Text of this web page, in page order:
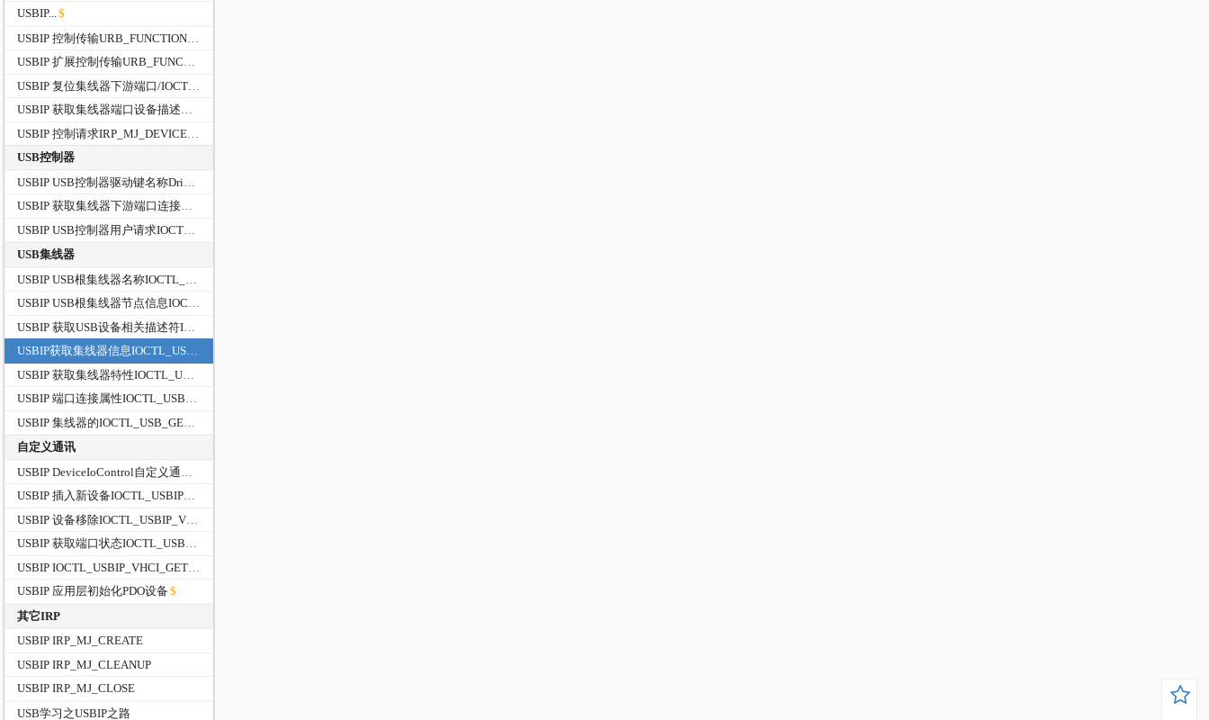
USBIP...
USBIP 扩展控制传输URB_FUNCTION_CONTROL_TRANSFER_EX
USBIP 获取集线器端口设备描述符IOCTL_USB_GET_DESCRIPTOR_FROM_NODE_CONNECTION
USB控制器
USBIP 获取集线器下游端口连接信息IOCTL_USB_GET_NODE_CONNECTION_INFORMATION
USB集线器
USBIP USB根集线器节点信息IOCTL_USB_GET_NODE_INFORMATION
USBIP获取集线器信息IOCTL_USB_GET_HUB_INFORMATION_EX
USBIP 端口连接属性IOCTL_USB_GET_PORT_CONNECTOR_PROPERTIES
自定义通讯
USBIP 插入新设备IOCTL_USBIP_VHCI_PLUGIN_HARDWARE
USBIP 获取端口状态IOCTL_USBIP_VHCI_GET_PORTS_STATUS
USBIP 应用层初始化PDO设备
其它IRP
USBIP IRP_MJ_CREATE
USBIP IRP_MJ_CLEANUP
USBIP IRP_MJ_CLOSE
USB学习之USBIP之路